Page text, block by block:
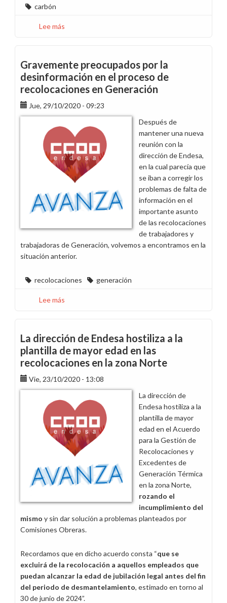
carbón
Lee más
de
la
dirección
de
Endesa
en
las
recolocaciones
provoca
que
las
protestas
se
intensifiquen
Gravemente preocupados por la
desinformación en el proceso de
recolocaciones en Generación
Jue, 29/10/2020 - 09:23
Después de
mantener una nueva
reunión con la
dirección de Endesa,
en la cual parecía que
se iban a corregir los
problemas de falta de
información en el
importante asunto
de las recolocaciones
de trabajadores y
trabajadoras de Generación, volvemos a encontramos en la
situación anterior.
recolocaciones generación
Lee más
por
la
desinformación
en
el
proceso
de
recolocaciones
en
Generación
La dirección de Endesa hostiliza a la
plantilla de mayor edad en las
recolocaciones en la zona Norte
Vie, 23/10/2020 - 13:08
La dirección de
Endesa hostiliza a la
plantilla de mayor
edad en el Acuerdo
para la Gestión de
Recolocaciones y
Excedentes de
Generación Térmica
en la zona Norte,
rozando el
incumplimiento del
mismo y sin dar solución a problemas planteados por
Comisiones Obreras.
Recordamos que en dicho acuerdo consta “que se
excluirá de la recolocación a aquellos empleados que
puedan alcanzar la edad de jubilación legal antes del fin
del periodo de desmantelamiento, estimado en torno al
30 de junio de 2024”.